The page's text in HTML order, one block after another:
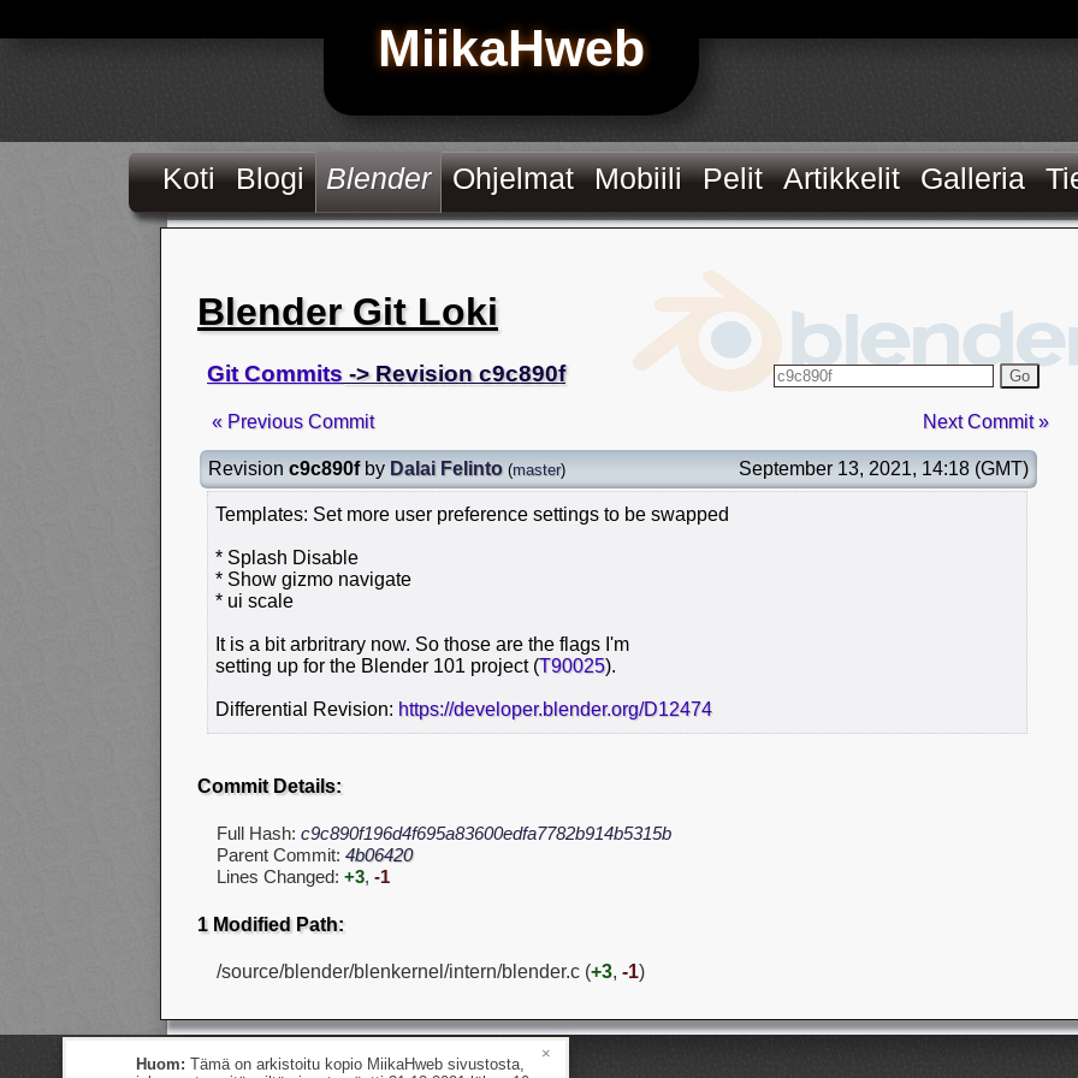
MiikaHweb
Koti Blogi Blender Ohjelmat Mobiili Pelit Artikkelit Galleria
Blender Git Loki
Git Commits -> Revision c9c890f Go
« Previous Commit Next Commit »
Revision c9c890fby Dalai Felinto (master) September 13, 2021, 14:18 (GMT)
Templates: Set more user preference settings to be swapped
* Splash Disable
* Show gizmo navigate
* ui scale
It is a bit arbritrary now. So those are the flags I'm
setting up for the Blender 101 project (T90025).
Differential Revision: https://developer.blender.org/D12474
Commit Details:
Full Hash: c9c890f196d4f695a83600edfa7782b914b5315b
Parent Commit: 4b06420
Lines Changed: +3, -1
1 Modified Path:
/source/blender/blenkernel/intern/blender.c (+3, -1)
Huom: Tämä on arkistoitu kopio MiikaHweb sivustosta,
×